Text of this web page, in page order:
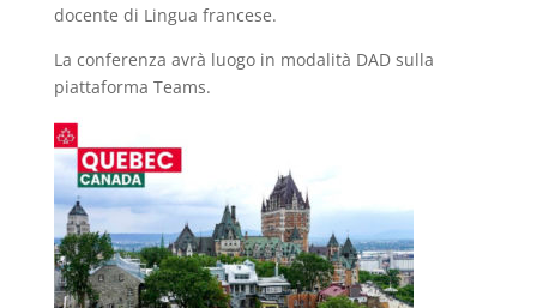
docente di Lingua francese.
La conferenza avrà luogo in modalità DAD sulla
piattaforma Teams.